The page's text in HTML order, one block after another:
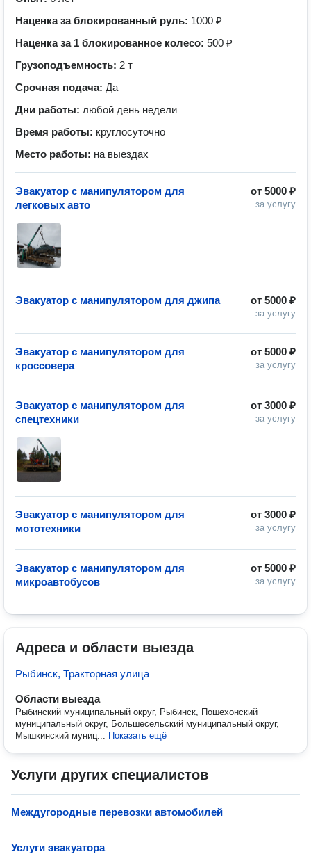
Наценка за блокированный руль: 1000 ₽
Наценка за 1 блокированное колесо: 500 ₽
Грузоподъемность: 2 т
Срочная подача: Да
Дни работы: любой день недели
Время работы: круглосуточно
Место работы: на выездах
от 5000 ₽
за услугу
Эвакуатор с манипулятором для
легковых авто
от 5000 ₽
за услугу
Эвакуатор с манипулятором для джипа
от 5000 ₽
за услугу
Эвакуатор с манипулятором для
кроссовера
от 3000 ₽
за услугу
Эвакуатор с манипулятором для
спецтехники
от 3000 ₽
за услугу
Эвакуатор с манипулятором для
мототехники
от 5000 ₽
за услугу
Эвакуатор с манипулятором для
микроавтобусов
Адреса и области выезда
Рыбинск, Тракторная улица
Области выезда
Рыбинский муниципальный округ, Рыбинск, Пошехонский
муниципальный округ, Большесельский муниципальный округ,
Мышкинский муниц... Показать ещё
Услуги других специалистов
Междугородные перевозки автомобилей
Услуги эвакуатора